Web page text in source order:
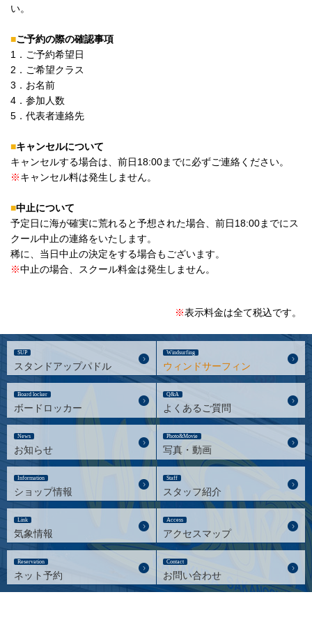
い。
■ご予約の際の確認事項
1．ご予約希望日
2．ご希望クラス
3．お名前
4．参加人数
5．代表者連絡先
■キャンセルについて
キャンセルする場合は、前日18:00までに必ずご連絡ください。
※キャンセル料は発生しません。
■中止について
予定日に海が確実に荒れると予想された場合、前日18:00までにス
クール中止の連絡をいたします。
稀に、当日中止の決定をする場合もございます。
※中止の場合、スクール料金は発生しません。
※表示料金は全て税込です。
SUP
スタンドアップパドル
Windsurfing
ウィンドサーフィン
Board locker
ボードロッカー
Q&A
よくあるご質問
News
お知らせ
Photo&Movie
写真・動画
Information
ショップ情報
Staff
スタッフ紹介
Link
気象情報
Access
アクセスマップ
Reservation
ネット予約
Contact
お問い合わせ